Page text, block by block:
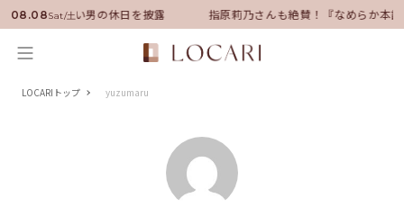
08.08Sat/土
に就任！いい男の休日を披露 指原莉乃さんも絶賛！『なめらか本
LOCARIトップ yuzumaru